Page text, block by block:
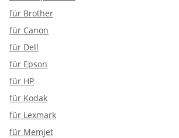
für Brother
für Canon
für Dell
für Epson
für HP
für Kodak
für Lexmark
für Memjet